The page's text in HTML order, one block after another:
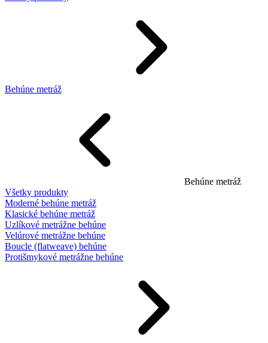
Behúne metráž
Behúne metráž
Všetky produkty
Moderné behúne metráž
Klasické behúne metráž
Uzlíkové metrážne behúne
Velúrové metrážne behúne
Boucle (flatweave) behúne
Protišmykové metrážne behúne